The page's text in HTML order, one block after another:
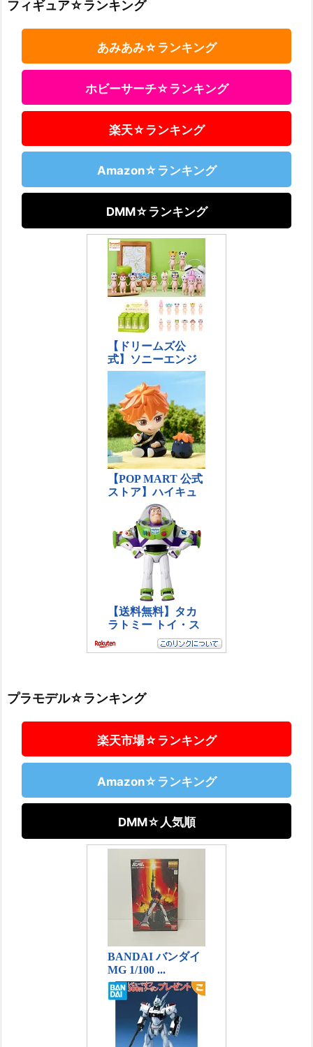
フィギュア☆ランキング
あみあみ☆ランキング
ホビーサーチ☆ランキング
楽天☆ランキング
Amazon☆ランキング
DMM☆ランキング
プラモデル☆ランキング
楽天市場☆ランキング
Amazon☆ランキング
DMM☆人気順